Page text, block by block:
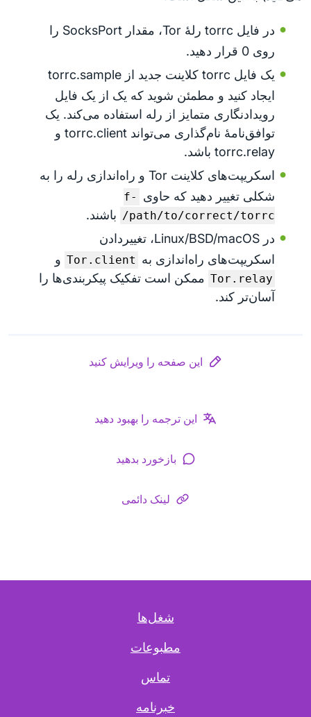
در فایل torrc رلهٔ Tor، مقدار SocksPort را
روی 0 قرار دهید.
یک فایل torrc کلاینت جدید از torrc.sample
ایجاد کنید و مطمئن شوید که یک از یک فایل
رویدادنگاری متمایز از رله استفاده می‌کند. یک
توافق‌نامهٔ نام‌گذاری می‌تواند torrc.client و
torrc.relay باشد.
اسکریپت‌های کلاینت Tor و راه‌اندازی رله را به
شکلی تغییر دهید که حاوی
-f
/path/to/correct/torrc باشند.
در Linux/BSD/macOS، تغییر‌دادن
اسکریپت‌های راه‌اندازی به Tor.client و
Tor.relay ممکن است تفکیک پیکربندی‌ها را
آسان‌تر کند.
این صفحه را ویرایش کنید
این ترجمه را بهبود دهید
بازخورد بدهید
لینک دائمی
شغل‌ها
مطبوعات
تماس
خبرنامه